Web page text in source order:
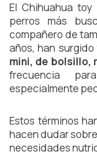
El Chihuahua
perros más
compañero de
años, han
mini, de bolsillo,
frecuencia
especialmente
Estos términos
hacen dudar
necesidades